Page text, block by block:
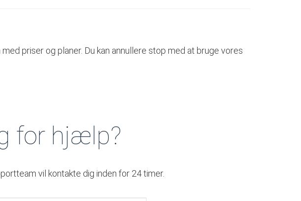
priser og planer. Du kan annullere stop med at bruge vores
for hjælp?
vil kontakte dig inden for 24 timer.